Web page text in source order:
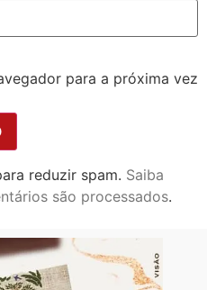
para a próxima vez
reduzir spam. Saiba
são processados.